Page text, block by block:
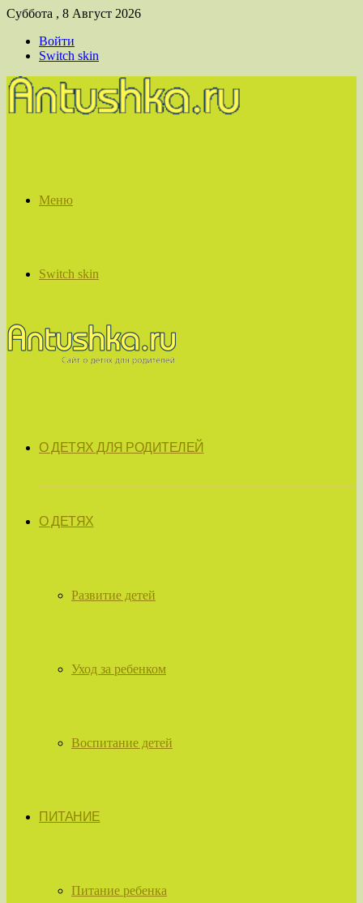
Суббота , 8 Август 2026
Войти
Switch skin
Меню
Switch skin
О ДЕТЯХ ДЛЯ РОДИТЕЛЕЙ
О ДЕТЯХ
Развитие детей
Уход за ребенком
Воспитание детей
ПИТАНИЕ
Питание ребенка